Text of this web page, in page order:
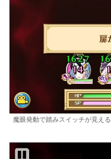
魔眼発動で踏みスイッチが見える